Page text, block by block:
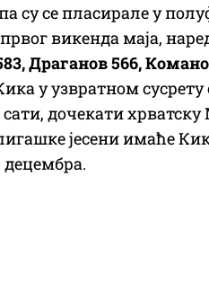
су се пласирале у
викенда маја,
Драганов 566,
у узвратном
дочекати хрватску
јесени имаће